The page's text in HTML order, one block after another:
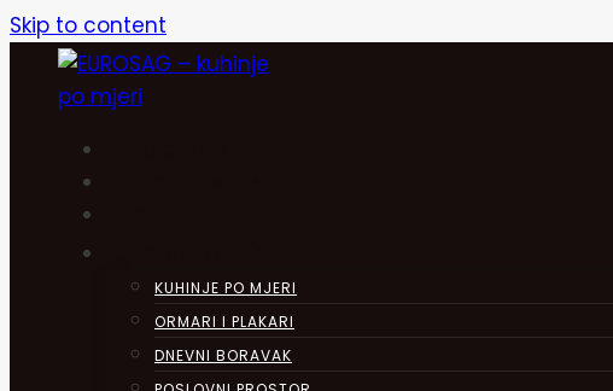
Skip to content
KUHINJE PO MJERI
ORMARI I PLAKARI
DNEVNI BORAVAK